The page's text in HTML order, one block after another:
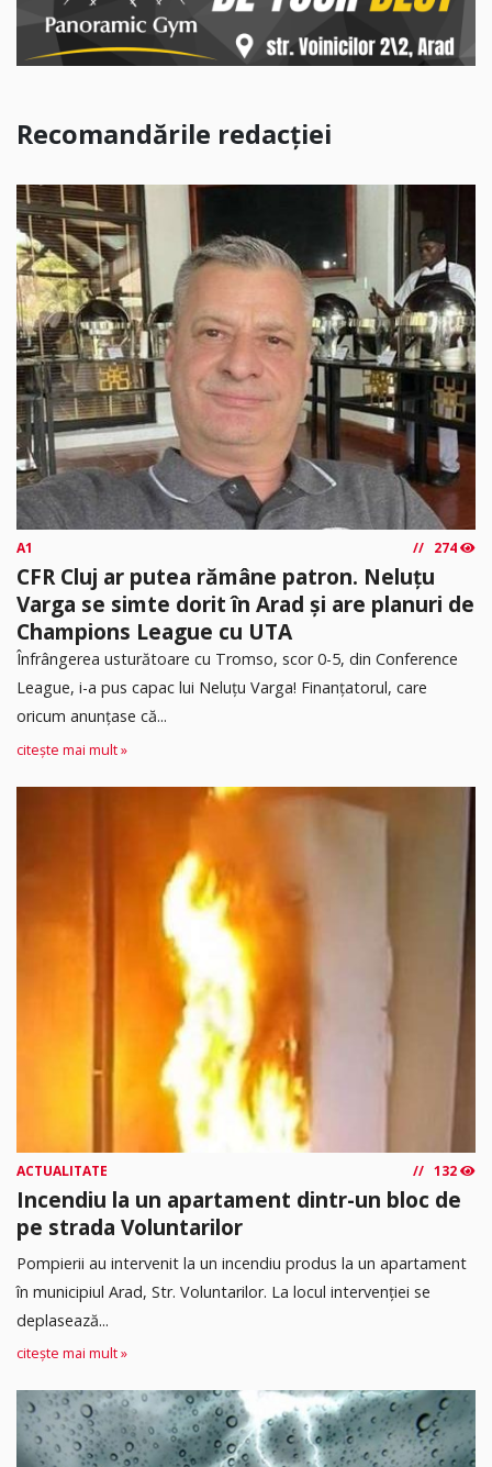
Recomandările redacției
A1 274
CFR Cluj ar putea rămâne patron. Neluțu
Varga se simte dorit în Arad și are planuri de
Champions League cu UTA
Înfrângerea usturătoare cu Tromso, scor 0-5, din Conference
League, i-a pus capac lui Neluțu Varga! Finanțatorul, care
oricum anunțase că...
citește mai mult »
ACTUALITATE 132
Incendiu la un apartament dintr-un bloc de
pe strada Voluntarilor
Pompierii au intervenit la un incendiu produs la un apartament
în municipiul Arad, Str. Voluntarilor. La locul intervenției se
deplasează...
citește mai mult »